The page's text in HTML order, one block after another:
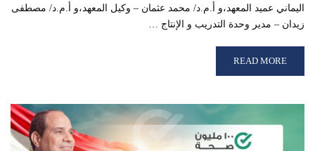
اليماني عميد المعهد،و أ.م.د/ محمد عثمان – وكيل المعهد،و أ.م.د/ مصطفى
زيدان – مدير وحدة التدريب و الإنتاج …
READ MORE ABOUT ختام آخر الدورات التدريبية الداخلية للفصل الدراسي بمعهد الإسكندرية العالي للإعلام
READ MORE